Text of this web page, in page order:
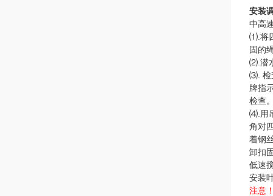
安装
中高
⑴.将
固的
⑵.潜
⑶. 检
牌指
检查
⑷.用
角对
着钢
卸扣
低速
安装
注意